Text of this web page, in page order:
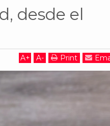
desde el
A+ A- Print